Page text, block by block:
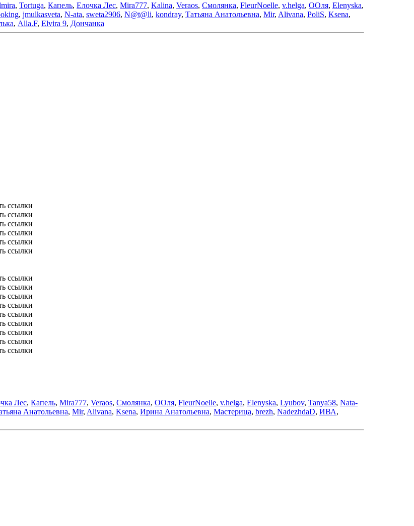
, Tortuga, Капель, Елочка Лес, Mira777, Kalina, Veraos, Смолянка, FleurNoelle, v.helga, ООля, Elenyska,
, jmulkasveta, N-ata, sweta2906, N@t@li, kondray, Татьяна Анатольевна, Mir, Alivana, PoliS, Ksena,
, Alla.F, Elvira 9, Дончанка
ссылки
ссылки
ссылки
ссылки
ссылки
ссылки
ссылки
ссылки
ссылки
ссылки
ссылки
ссылки
ссылки
ссылки
ссылки
Лес, Капель, Mira777, Veraos, Смолянка, ООля, FleurNoelle, v.helga, Elenyska, Lyubov, Tanya58, Nata-
Анатольевна, Mir, Alivana, Ksena, Ирина Анатольевна, Мастерица, brezh, NadezhdaD, ИВА,